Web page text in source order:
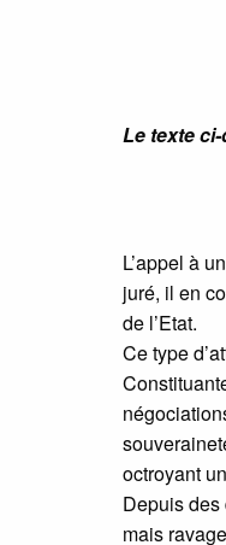
Le texte
L’appel à
juré, il en
de l’Etat.
Ce type
octroyant
Depuis des
mais